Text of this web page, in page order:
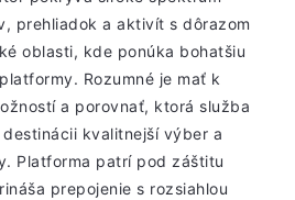
prehliadok a aktivít s dôrazom
oblasti, kde ponúka bohatšiu
Rozumné je mať k
a porovnať, ktorá služba
kvalitnejší výber a
Platforma patrí pod záštitu
prepojenie s rozsiahlou